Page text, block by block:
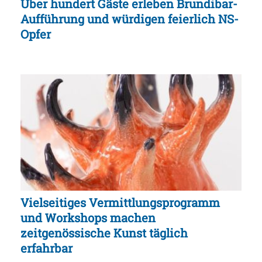
Über hundert Gäste erleben Brundibar-
Aufführung und würdigen feierlich NS-
Opfer
Vielseitiges Vermittlungsprogramm
und Workshops machen
zeitgenössische Kunst täglich
erfahrbar